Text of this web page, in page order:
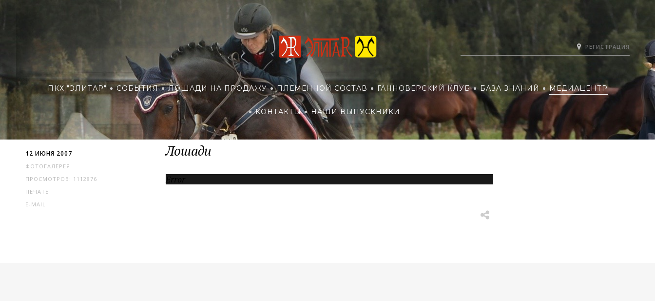
РЕГИСТРАЦИЯ
ПКХ "ЭЛИТАР" СОБЫТИЯ ЛОШАДИ НА ПРОДАЖУ ПЛЕМЕННОЙ СОСТАВ ГАННОВЕРСКИЙ КЛУБ БАЗА ЗНАНИЙ МЕДИАЦЕНТР
КОНТАКТЫ НАШИ ВЫПУСКНИКИ
12 ИЮНЯ 2007
ФОТОГАЛЕРЕЯ
ПРОСМОТРОВ: 1112876
ПЕЧАТЬ
E-MAIL
Лошади
Error